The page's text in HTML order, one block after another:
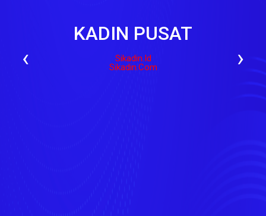
KADIN PUSAT
Sikadin.id
Sikadin.com
‹ ›